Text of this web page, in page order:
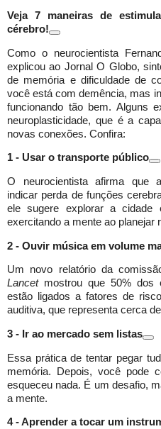
Veja 7 maneiras de
cérebro!
Como o neurocientista
explicou ao Jornal O Globo,
de memória e dificuldade de
você está com demência, mas
funcionando tão bem. Alguns
neuroplasticidade, que é a
novas conexões. Confira:
1 - Usar o transporte público
O neurocientista afirma que
indicar perda de funções
ele sugere explorar a cidade
exercitando a mente ao planejar
2 - Ouvir música em volume
Um novo relatório da
Lancetmostrou que 50% dos
estão ligados a fatores de
auditiva, que representa cerca
3 - Ir ao mercado sem listas
Essa prática de tentar pegar
memória. Depois, você pode
esqueceu nada. É um desafio,
a mente.
4 - Aprender a tocar um